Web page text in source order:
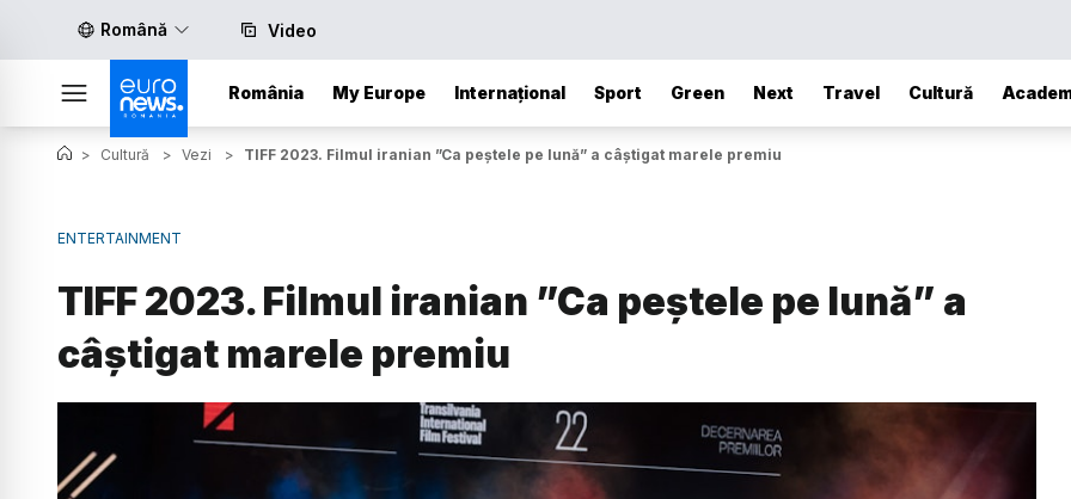
Română Video
România My Europe Internațional Sport Green Next Travel Cultură
> Cultură > Vezi > TIFF 2023. Filmul iranian ”Ca peștele pe lună” a câștigat marele premiu
ENTERTAINMENT
TIFF 2023. Filmul iranian ”Ca peștele pe lună” a
câștigat marele premiu